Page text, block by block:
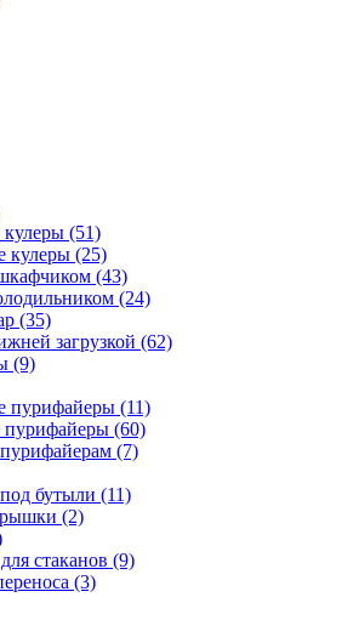
(51)
кулеры (25)
(43)
(24)
(35)
загрузкой (62)
(9)
пурифайеры (11)
(60)
(7)
бутыли (11)
(2)
стаканов (9)
(3)